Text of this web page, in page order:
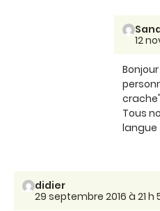
12
Bonjour
Tous
langue
didier
29 septembre 2016 à 21 h